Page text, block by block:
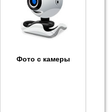
Фото с камеры